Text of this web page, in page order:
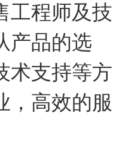
工程师及技
产品的选
术支持等方
，高效的服